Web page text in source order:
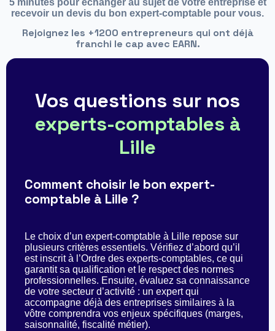
recevoir un devis du bon expert-comptable pour vous.
Rejoignez les +1200 entrepreneurs qui ont déjà
franchi le cap avec EARN.
Vos questions sur nos
experts-comptables à
Lille
Comment choisir le bon expert-
comptable à Lille ?
Le choix d’un expert-comptable à Lille repose sur
plusieurs critères essentiels. Vérifiez d’abord qu’il
est inscrit à l’Ordre des experts-comptables, ce qui
garantit sa qualification et le respect des normes
professionnelles. Ensuite, évaluez sa connaissance
de votre secteur d’activité : un expert qui
accompagne déjà des entreprises similaires à la
vôtre comprendra vos enjeux spécifiques (marges,
saisonnalité, fiscalité métier).